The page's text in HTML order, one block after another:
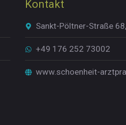
Kontakt
Sankt-Pöltner-Straße
+49 176 252 73002
www.schoenheit-